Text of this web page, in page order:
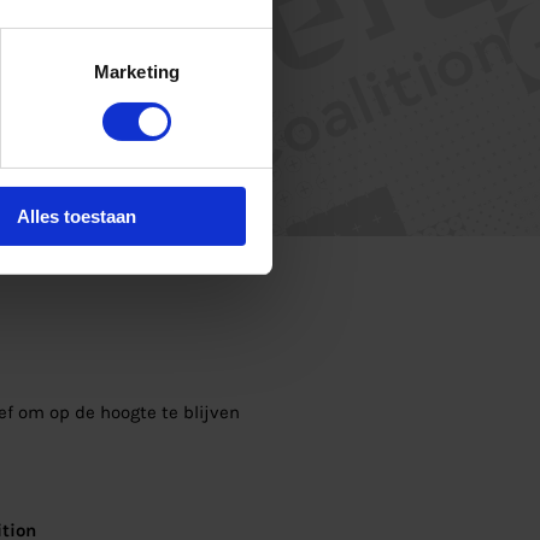
Marketing
Alles toestaan
om op de hoogte te blijven